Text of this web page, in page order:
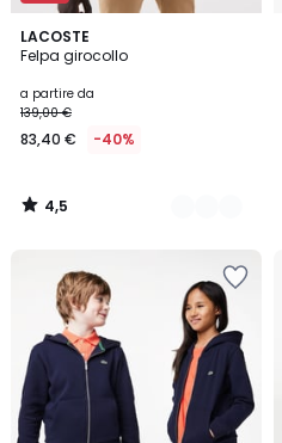
LACOSTE
Felpa girocollo
a partire da
139,00 €
83,40 € -40%
4,5
/ 5
8
Colori
4,5
/